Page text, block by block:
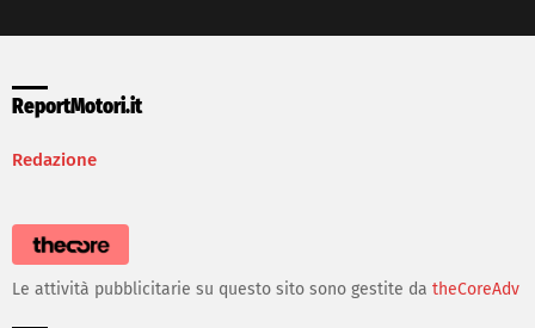
ReportMotori.it
Redazione
Le attività pubblicitarie su questo sito sono gestite da theCoreAdv